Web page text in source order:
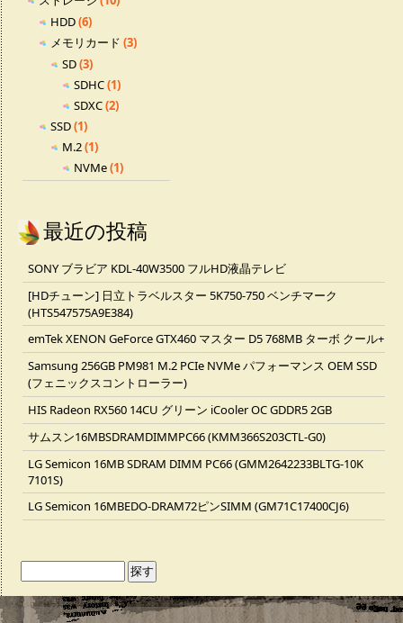
HDD(6)
メモリカード (3)
SD(3)
SDHC(1)
SDXC(2)
SSD(1)
M.2(1)
NVMe(1)
最近の投稿
SONY ブラビア KDL-40W3500 フルHD液晶テレビ
[HDチューン] 日立トラベルスター 5K750-750 ベンチマーク
(HTS547575A9E384)
emTek XENON GeForce GTX460 マスター D5 768MB ターボ クール+
Samsung 256GB PM981 M.2 PCIe NVMe パフォーマンス OEM SSD
(フェニックスコントローラー)
HIS Radeon RX560 14CU グリーン iCooler OC GDDR5 2GB
サムスン16MBSDRAMDIMMPC66 (KMM366S203CTL-G0)
LG Semicon 16MB SDRAM DIMM PC66 (GMM2642233BLTG-10K
7101S)
LG Semicon 16MBEDO-DRAM72ピンSIMM (GM71C17400CJ6)